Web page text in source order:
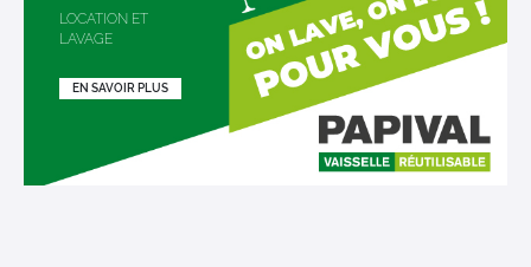
LOCATION ET
LAVAGE
EN SAVOIR PLUS